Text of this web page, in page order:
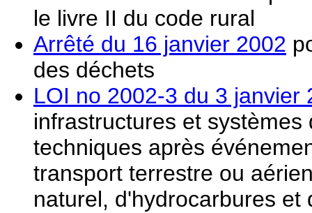
le livre II du code rural
Arrêté du 16 janvier 2002
des déchets
LOI no 2002-3 du 3 janvier
infrastructures et
techniques après
transport terrestre ou
naturel, d'hydrocarbures et